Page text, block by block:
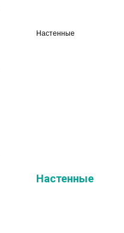
Настенные
Настенные